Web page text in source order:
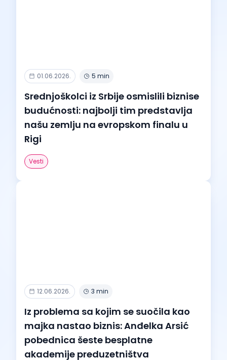
01.06.2026. 5 min
Srednjoškolci iz Srbije osmislili biznise
budućnosti: najbolji tim predstavlja
našu zemlju na evropskom finalu u
Rigi
Vesti
12.06.2026. 3 min
Iz problema sa kojim se suočila kao
majka nastao biznis: Anđelka Arsić
pobednica šeste besplatne
akademije preduzetništva